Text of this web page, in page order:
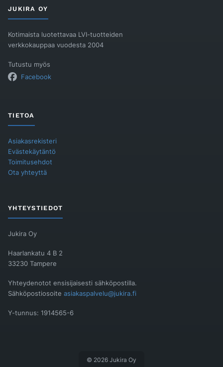
JUKIRA OY
Kotimaista luotettavaa LVI-tuotteiden
verkkokauppaa vuodesta 2004
Tutustu myös
Facebook
TIETOA
Asiakasrekisteri
Evästekäytäntö
Toimitusehdot
Ota yhteyttä
YHTEYSTIEDOT
Jukira Oy
Haarlankatu 4 B 2
33230 Tampere
Yhteydenotot ensisijaisesti sähköpostilla.
Sähköpostiosoite asiakaspalvelu@jukira.fi
Y-tunnus: 1914565-6
© 2026 Jukira Oy